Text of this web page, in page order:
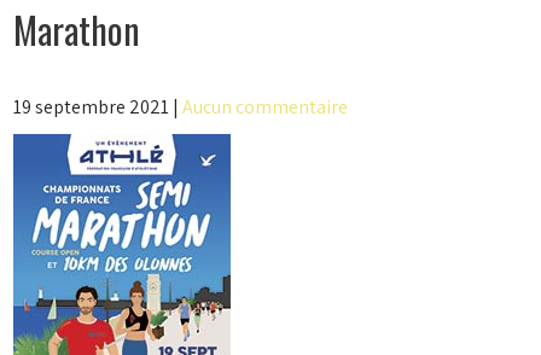
Marathon
19 septembre 2021|Aucun commentaire